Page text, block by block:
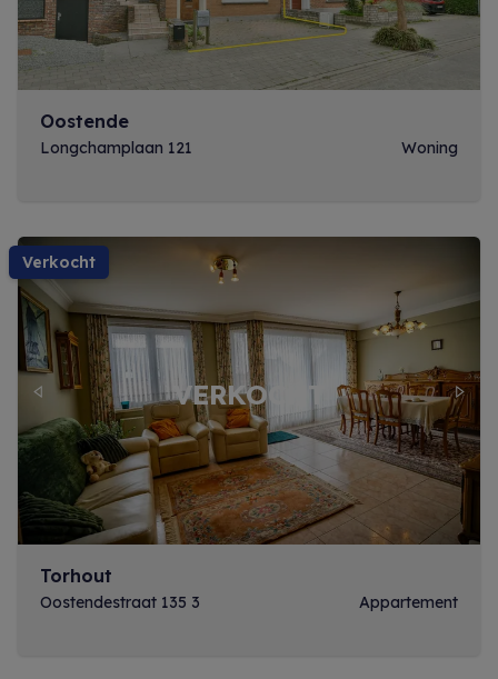
Oostende
Longchamplaan 121 Woning
verkocht
Previous Next
Torhout
Oostendestraat 135 3 Appartement